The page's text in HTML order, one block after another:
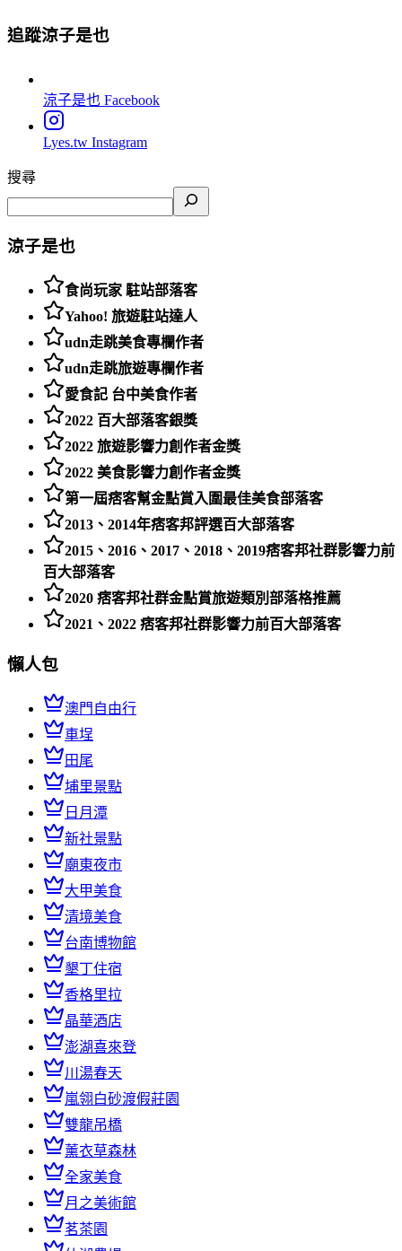
追蹤涼子是也
涼子是也 Facebook
Lyes.tw Instagram
搜尋
涼子是也
食尚玩家 駐站部落客
Yahoo! 旅遊駐站達人
udn走跳美食專欄作者
udn走跳旅遊專欄作者
愛食記 台中美食作者
2022 百大部落客銀獎
2022 旅遊影響力創作者金獎
2022 美食影響力創作者金獎
第一屆痞客幫金點賞入圍最佳美食部落客
2013、2014年痞客邦評選百大部落客
2015、2016、2017、2018、2019痞客邦社群影響力前
百大部落客
2020 痞客邦社群金點賞旅遊類別部落格推薦
2021、2022 痞客邦社群影響力前百大部落客
懶人包
澳門自由行
車埕
田尾
埔里景點
日月潭
新社景點
廟東夜市
大甲美食
清境美食
台南博物館
墾丁住宿
香格里拉
晶華酒店
澎湖喜來登
川湯春天
嵐翎白砂渡假莊園
雙龍吊橋
薰衣草森林
全家美食
月之美術館
茗茶園